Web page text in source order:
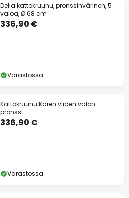
Delia kattokruunu, pronssinvärinen, 5
valoa, Ø 68 cm
336,90 €
Varastossa
Kattokruunu Karen viiden valon
pronssi
336,90 €
Varastossa